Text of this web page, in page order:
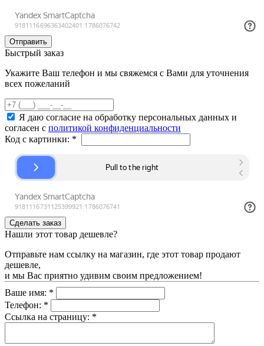
Быстрый заказ
Укажите Ваш телефон и мы свяжемся с Вами для уточнения
всех пожеланий
Я даю согласие на обработку персональных данных и
согласен с политикой конфиденциальности
Код с картинки: *
Нашли этот товар дешевле?
Отправьте нам ссылку на магазин, где этот товар продают
дешевле,
и мы Вас приятно удивим своим предложением!
Ваше имя: *
Телефон: *
Ссылка на страницу: *